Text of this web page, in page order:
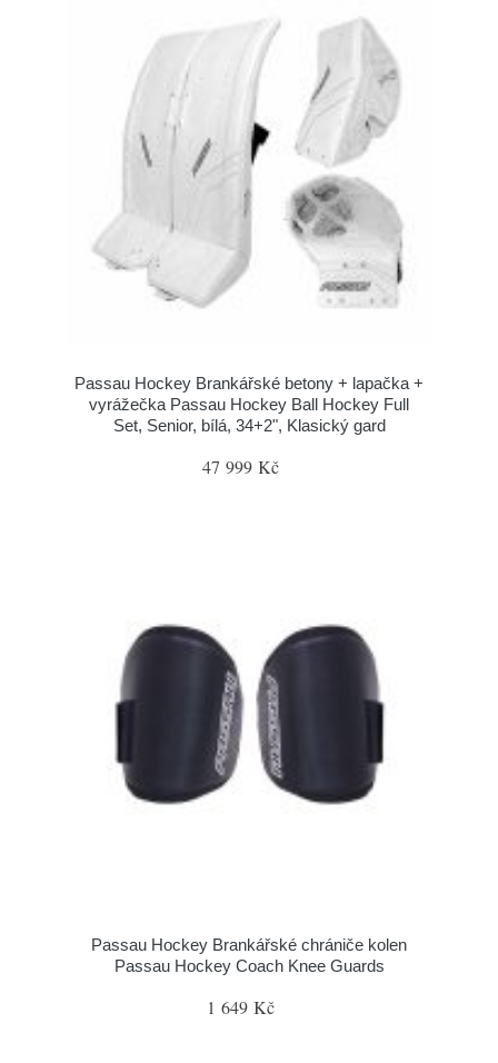
Passau Hockey Brankářské betony + lapačka +
vyrážečka Passau Hockey Ball Hockey Full
Set, Senior, bílá, 34+2", Klasický gard
47 999 Kč
Passau Hockey Brankářské chrániče kolen
Passau Hockey Coach Knee Guards
1 649 Kč